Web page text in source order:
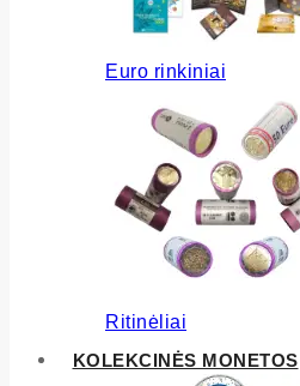
Euro rinkiniai
Ritinėliai
KOLEKCINĖS MONETOS